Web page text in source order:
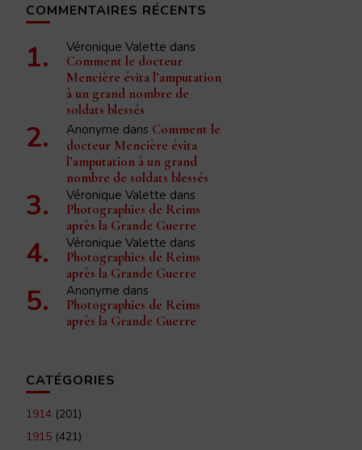
COMMENTAIRES RÉCENTS
Véronique Valette dans
Comment le docteur
Mencière évita l’amputation
à un grand nombre de
soldats blessés
Anonyme dans Comment le
docteur Mencière évita
l’amputation à un grand
nombre de soldats blessés
Véronique Valette dans
Photographies de Reims
après la Grande Guerre
Véronique Valette dans
Photographies de Reims
après la Grande Guerre
Anonyme dans
Photographies de Reims
après la Grande Guerre
CATÉGORIES
1914 (201)
1915 (421)